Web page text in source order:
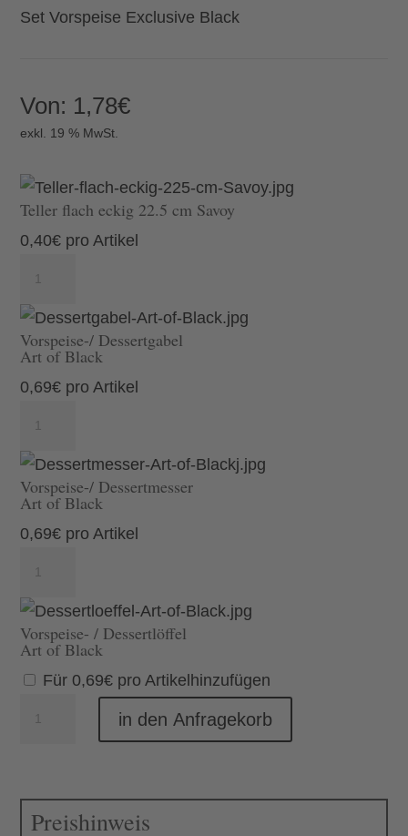
Set Vorspeise Exclusive Black
Von: 1,78€
exkl. 19 % MwSt.
Teller flach eckig 22.5 cm Savoy
0,40€ pro Artikel
eckig
22.5
Menge
Vorspeise-/ Dessertgabel
Art of Black
0,69€ pro Artikel
Art
of
Vorspeise-/ Dessertmesser
Art of Black
0,69€ pro Artikel
Art
of
Black
Vorspeise- / Dessertlöffel
Art of Black
Für 0,69€ pro Artikel hinzufügen
Menge
in den Anfragekorb
Preishinweis